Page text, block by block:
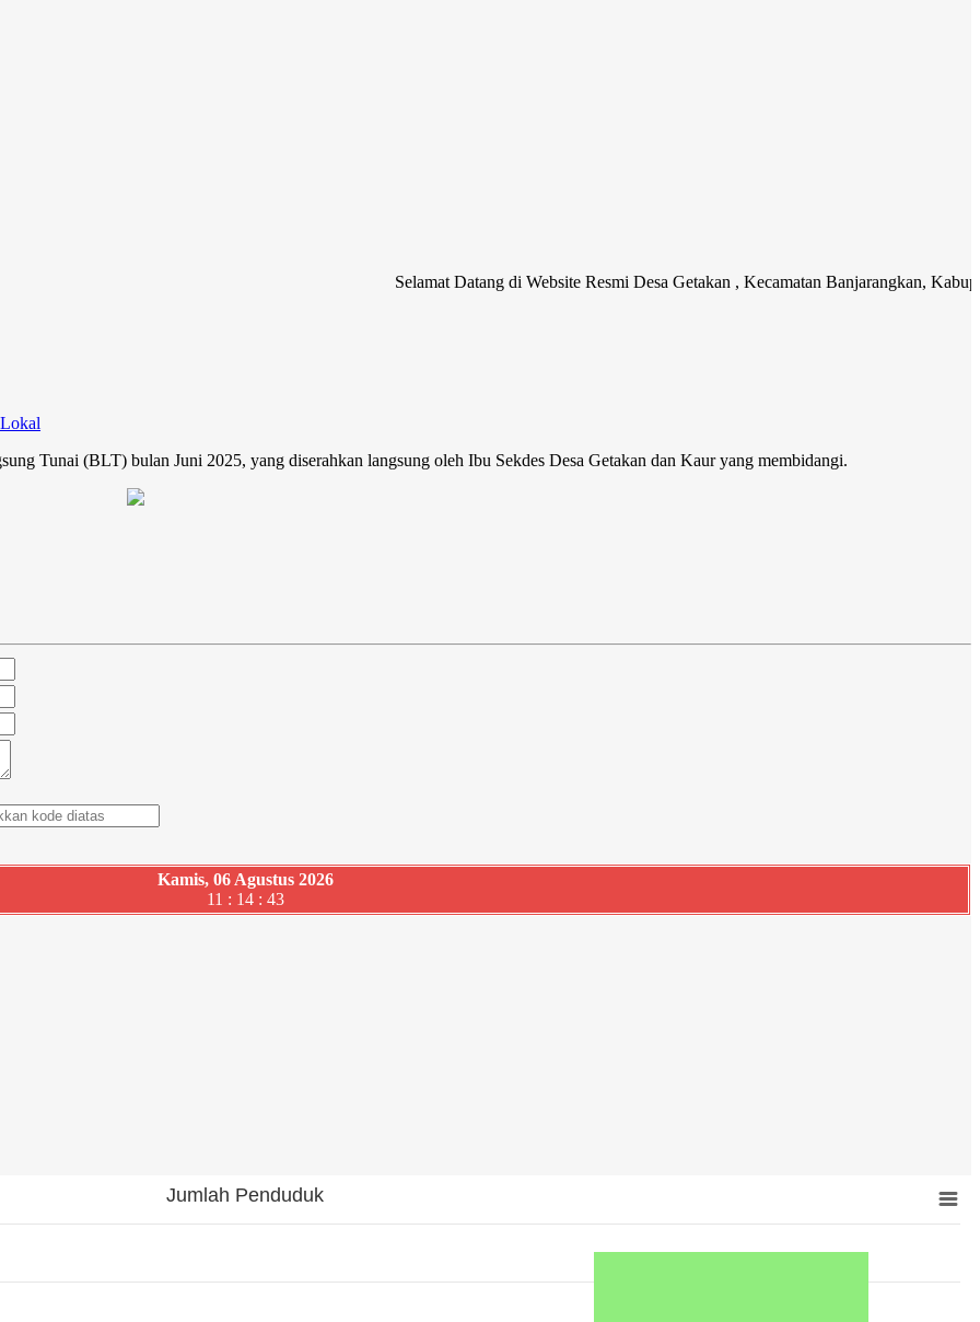
Selamat Datang di Website Resmi Desa Getakan , Kecamatan Banjarangkan, Kabupaten
Tunai (BLT) bulan Juni 2025, yang diserahkan langsung oleh Ibu Sekdes Desa Getakan dan Kaur yang membidangi.
Kamis, 06 Agustus 2026
11 : 14 : 44
Jumlah Penduduk